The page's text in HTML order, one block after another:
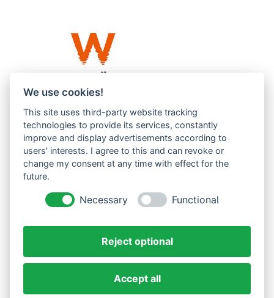
Westküste UG (haftungsbeschränkt)
Menzlingen 14 B
51503 Rösrath
Datenschutzerklärung
We use cookies!
This site uses third-party website tracking
technologies to provide its services, constantly
improve and display advertisements according to
users' interests. I agree to this and can revoke or
change my consent at any time with effect for the
future.
Necessary Functional
Reject optional
Accept all